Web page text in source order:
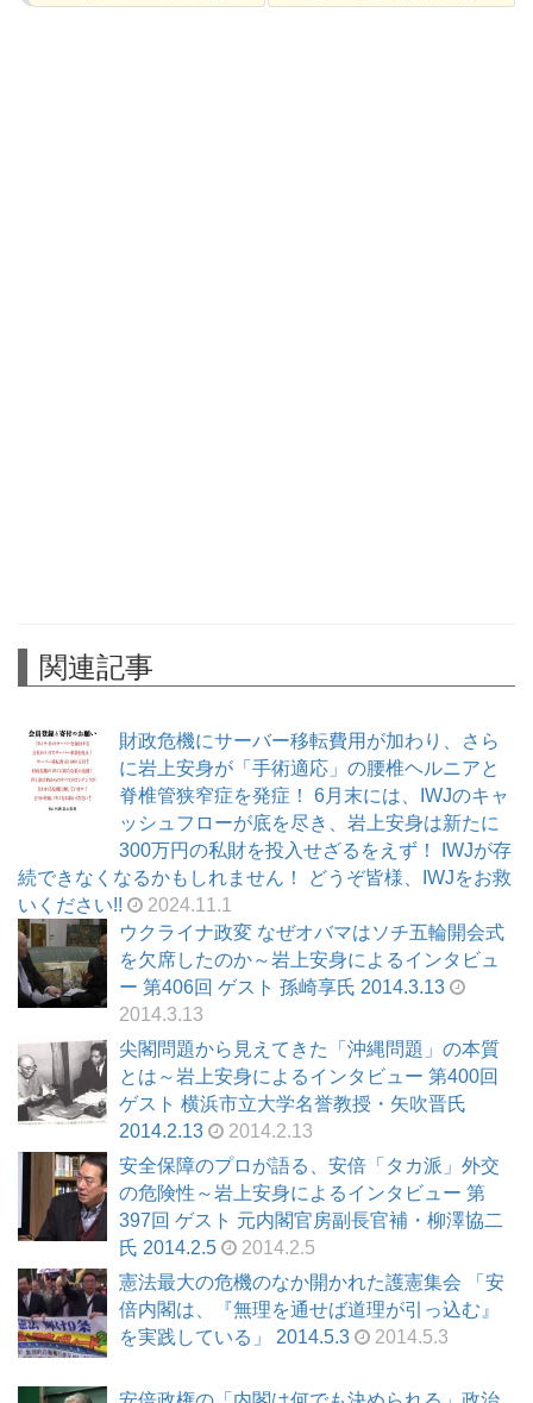
関連記事
財政危機にサーバー移転費用が加わり、さら
に岩上安身が「手術適応」の腰椎ヘルニアと
脊椎管狭窄症を発症！ 6月末には、IWJのキャ
ッシュフローが底を尽き、岩上安身は新たに
300万円の私財を投入せざるをえず！ IWJが存
続できなくなるかもしれません！ どうぞ皆様、IWJをお救
いください!!
2024.11.1
ウクライナ政変 なぜオバマはソチ五輪開会式
を欠席したのか～岩上安身によるインタビュ
ー 第406回 ゲスト 孫崎享氏 2014.3.13
2014.3.13
尖閣問題から見えてきた「沖縄問題」の本質
とは～岩上安身によるインタビュー 第400回
ゲスト 横浜市立大学名誉教授・矢吹晋氏
2014.2.13
2014.2.13
安全保障のプロが語る、安倍「タカ派」外交
の危険性～岩上安身によるインタビュー 第
397回 ゲスト 元内閣官房副長官補・柳澤協二
氏 2014.2.5
2014.2.5
憲法最大の危機のなか開かれた護憲集会 「安
倍内閣は、『無理を通せば道理が引っ込む』
を実践している」 2014.5.3
2014.5.3